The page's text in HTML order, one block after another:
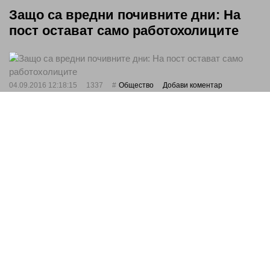
Защо са вредни почивните дни: На
пост остават само работохолиците
04.09.2016 12:18:15 1337 Общество Добави коментар